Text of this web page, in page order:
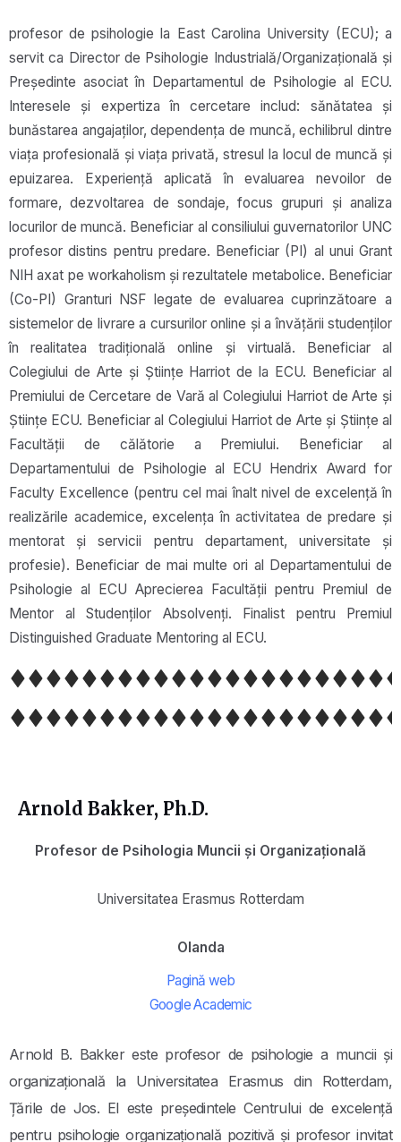
profesor de psihologie la East Carolina University (ECU); a
servit ca Director de Psihologie Industrială/Organizațională și
Președinte asociat în Departamentul de Psihologie al ECU.
Interesele și expertiza în cercetare includ: sănătatea și
bunăstarea angajaților, dependența de muncă, echilibrul dintre
viața profesională și viața privată, stresul la locul de muncă și
epuizarea. Experiență aplicată în evaluarea nevoilor de
formare, dezvoltarea de sondaje, focus grupuri și analiza
locurilor de muncă. Beneficiar al consiliului guvernatorilor UNC
profesor distins pentru predare. Beneficiar (PI) al unui Grant
NIH axat pe workaholism și rezultatele metabolice. Beneficiar
(Co-PI) Granturi NSF legate de evaluarea cuprinzătoare a
sistemelor de livrare a cursurilor online și a învățării studenților
în realitatea tradițională online și virtuală. Beneficiar al
Colegiului de Arte și Științe Harriot de la ECU. Beneficiar al
Premiului de Cercetare de Vară al Colegiului Harriot de Arte și
Științe ECU. Beneficiar al Colegiului Harriot de Arte și Științe al
Facultății de călătorie a Premiului. Beneficiar al
Departamentului de Psihologie al ECU Hendrix Award for
Faculty Excellence (pentru cel mai înalt nivel de excelență în
realizările academice, excelența în activitatea de predare și
mentorat și servicii pentru departament, universitate și
profesie). Beneficiar de mai multe ori al Departamentului de
Psihologie al ECU Aprecierea Facultății pentru Premiul de
Mentor al Studenților Absolvenți. Finalist pentru Premiul
Distinguished Graduate Mentoring al ECU.
Arnold Bakker, Ph.D.
Profesor de Psihologia Muncii și Organizațională
Universitatea Erasmus Rotterdam
Olanda
Pagină web
Google Academic
Arnold B. Bakker este profesor de psihologie a muncii și
organizațională la Universitatea Erasmus din Rotterdam,
Țările de Jos. El este președintele Centrului de excelență
pentru psihologie organizațională pozitivă și profesor invitat